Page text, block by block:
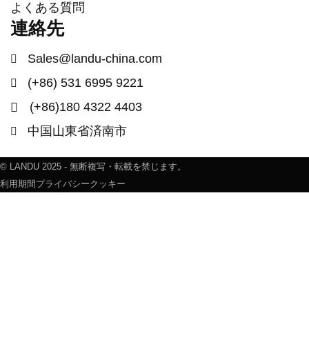
よくある質問
連絡先
Sales@landu-china.com
(+86) 531 6995 9221
(+86)180 4322 4403
中国山東省済南市
© LANDU 2025 - 無断複写・転載を禁じます。
利用期間 プライバシークッキー